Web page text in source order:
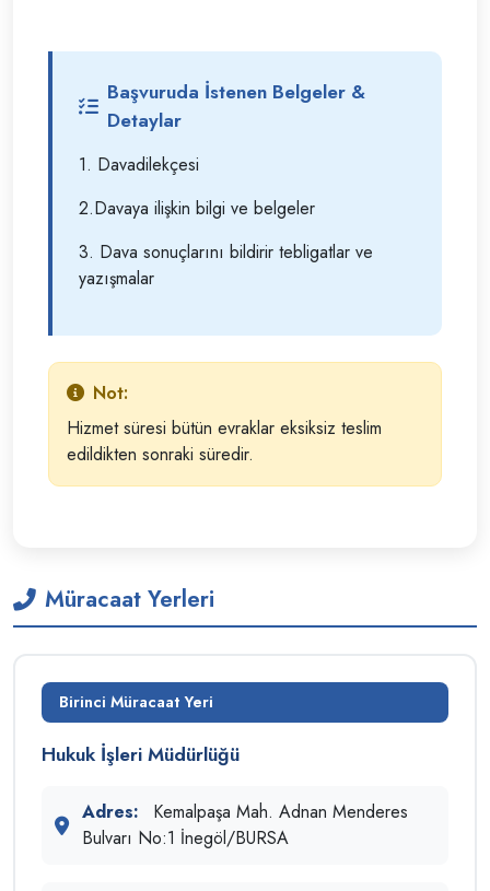
Başvuruda İstenen Belgeler &
Detaylar
1. Davadilekçesi
2.Davaya ilişkin bilgi ve belgeler
3. Dava sonuçlarını bildirir tebligatlar ve
yazışmalar
Not:
Hizmet süresi bütün evraklar eksiksiz teslim
edildikten sonraki süredir.
Müracaat Yerleri
Birinci Müracaat Yeri
Hukuk İşleri Müdürlüğü
Adres:
Kemalpaşa Mah. Adnan Menderes
Bulvarı No:1 İnegöl/BURSA